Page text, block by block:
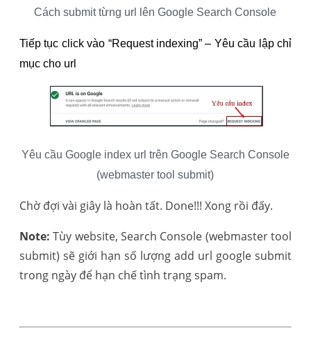
Cách submit từng url lên Google Search Console
Tiếp tục click vào “Request indexing” – Yêu cầu lập chỉ
mục cho url
Yêu cầu Google index url trên Google Search Console
(webmaster tool submit)
Chờ đợi vài giây là hoàn tất. Done!!! Xong rồi đấy.
Note: Tùy website, Search Console (webmaster tool
submit) sẽ giới hạn số lượng add url google submit
trong ngày để hạn chế tình trạng spam.